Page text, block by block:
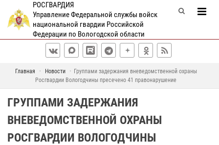
РОСГВАРДИЯ
Управление Федеральной службы войск
национальной гвардии Российской
Федерации по Вологодской области
Главная Новости
Группами задержания вневедомственной охраны
Росгвардии Вологодчины пресечено 41 правонарушение
ГРУППАМИ ЗАДЕРЖАНИЯ
ВНЕВЕДОМСТВЕННОЙ ОХРАНЫ
РОСГВАРДИИ ВОЛОГОДЧИНЫ